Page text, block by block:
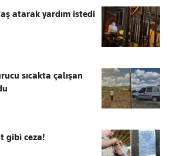
atarak yardım istedi
sıcakta çalışan
gibi ceza!